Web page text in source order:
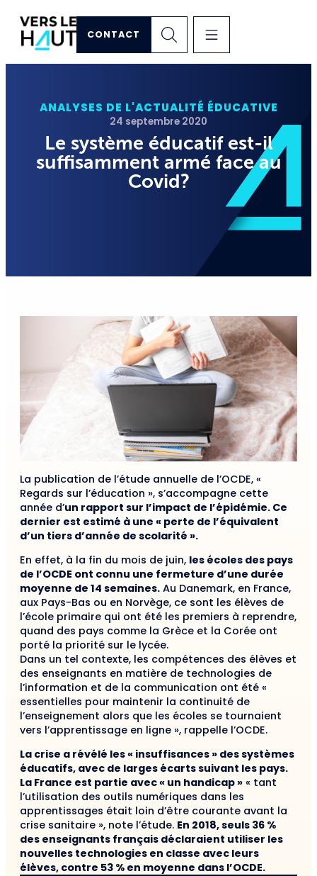
CONTACT
ANALYSES DE L'ACTUALITÉ ÉDUCATIVE
24 septembre 2020
Le système éducatif est-il
suffisamment armé face au
Covid?
La publication de l’étude annuelle de l’OCDE, «
Regards sur l’éducation », s’accompagne cette
année d’un rapport sur l’impact de l’épidémie. Ce
dernier est estimé à une « perte de l’équivalent
d’un tiers d’année de scolarité ».
En effet, à la fin du mois de juin, les écoles des pays
de l’OCDE ont connu une fermeture d’une durée
moyenne de 14 semaines. Au Danemark, en France,
aux Pays-Bas ou en Norvège, ce sont les élèves de
l’école primaire qui ont été les premiers à reprendre,
quand des pays comme la Grèce et la Corée ont
porté la priorité sur le lycée.
Dans un tel contexte, les compétences des élèves et
des enseignants en matière de technologies de
l’information et de la communication ont été «
essentielles pour maintenir la continuité de
l’enseignement alors que les écoles se tournaient
vers l’apprentissage en ligne », rappelle l’OCDE.
La crise a révélé les « insuffisances » des systèmes
éducatifs, avec de larges écarts suivant les pays.
La France est partie avec « un handicap » « tant
l’utilisation des outils numériques dans les
apprentissages était loin d’être courante avant la
crise sanitaire », note l’étude. En 2018, seuls 36 %
des enseignants français déclaraient utiliser les
nouvelles technologies en classe avec leurs
élèves, contre 53 % en moyenne dans l’OCDE.